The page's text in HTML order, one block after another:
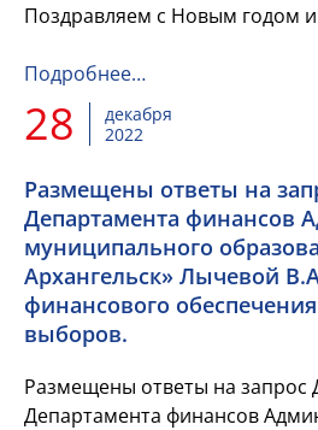
Поздравляем с Новым годом
Подробнее…
28
декабря
2022
Размещены ответы на
Департамента финансов
муниципального
Архангельск» Лычевой
финансового
выборов.
Размещены ответы на запрос
Департамента финансов